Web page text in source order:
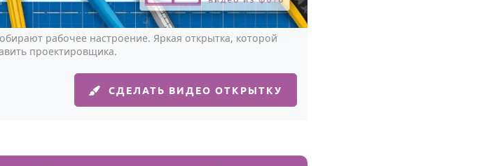
рабочее настроение. Яркая открытка, которой
проектировщика.
СДЕЛАТЬ ВИДЕО ОТКРЫТКУ